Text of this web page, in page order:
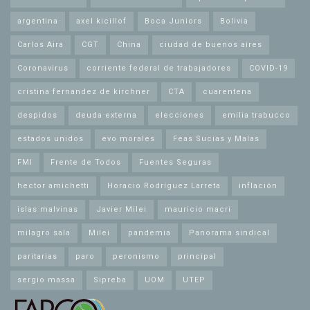
argentina axel kicillof Boca Juniors Bolivia
Carlos Aira CGT China ciudad de buenos aires
Coronavirus corriente federal de trabajadores COVID-19
cristina fernandez de kirchner CTA cuarentena
despidos deuda externa elecciones emilia trabucco
estados unidos evo morales Feas Sucias y Malas
FMI Frente de Todos Fuentes Seguras
hector amichetti Horacio Rodríguez Larreta inflación
islas malvinas Javier Milei mauricio macri
milagro sala Milei pandemia Panorama sindical
paritarias paro peronismo principal
sergio massa Sipreba UOM UTEP